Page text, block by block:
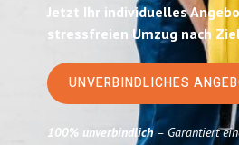
Jetzt Ihr individuelles
stressfreien Umzug nach
UNVERBINDLICHES
100% unverbindlich– Garantiert